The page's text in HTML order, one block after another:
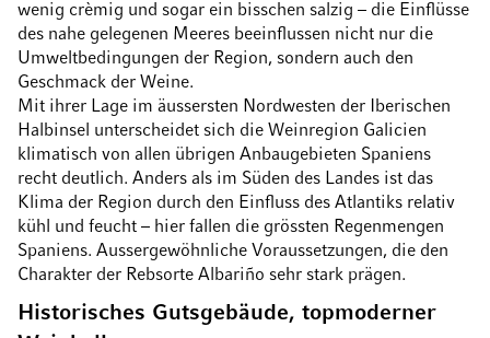
wenig crèmig und sogar ein bisschen salzig – die Einflüsse
des nahe gelegenen Meeres beeinflussen nicht nur die
Umweltbedingungen der Region, sondern auch den
Geschmack der Weine.
Mit ihrer Lage im äussersten Nordwesten der Iberischen
Halbinsel unterscheidet sich die Weinregion Galicien
klimatisch von allen übrigen Anbaugebieten Spaniens
recht deutlich. Anders als im Süden des Landes ist das
Klima der Region durch den Einfluss des Atlantiks relativ
kühl und feucht – hier fallen die grössten Regenmengen
Spaniens. Aussergewöhnliche Voraussetzungen, die den
Charakter der Rebsorte Albariño sehr stark prägen.
Historisches Gutsgebäude, topmoderner